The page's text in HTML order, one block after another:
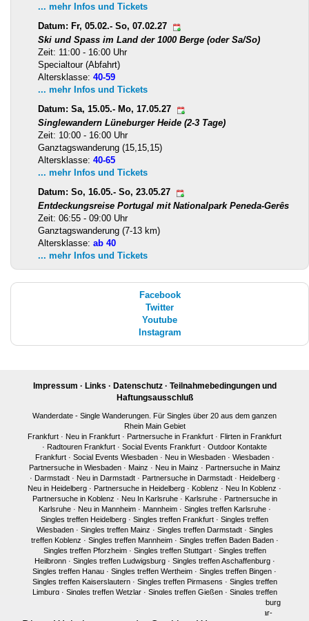
... mehr Infos und Tickets
Datum: Fr, 05.02.- So, 07.02.27
Ski und Spass im Land der 1000 Berge (oder Sa/So)
Zeit: 11:00 - 16:00 Uhr
Specialtour (Abfahrt)
Altersklasse: 40-59
... mehr Infos und Tickets
Datum: Sa, 15.05.- Mo, 17.05.27
Singlewandern Lüneburger Heide (2-3 Tage)
Zeit: 10:00 - 16:00 Uhr
Ganztagswanderung (15,15,15)
Altersklasse: 40-65
... mehr Infos und Tickets
Datum: So, 16.05.- So, 23.05.27
Entdeckungsreise Portugal mit Nationalpark Peneda-Gerês
Zeit: 06:55 - 09:00 Uhr
Ganztagswanderung (7-13 km)
Altersklasse: ab 40
... mehr Infos und Tickets
Facebook
Twitter
Youtube
Instagram
Impressum · Links · Datenschutz· Teilnahmebedingungen und
Haftungsausschluß
Wanderdate - Single Wanderungen. Für Singles über 20 aus dem ganzen
Rhein Main Gebiet
Frankfurt · Neu in Frankfurt · Partnersuche in Frankfurt · Flirten in Frankfurt
· Radtouren Frankfurt · Social Events Frankfurt · Outdoor Kontakte
Frankfurt· Social Events Wiesbaden· Neu in Wiesbaden· Wiesbaden·
Partnersuche in Wiesbaden· Mainz · Neu in Mainz · Partnersuche in Mainz
· Darmstadt· Neu in Darmstadt· Partnersuche in Darmstadt· Heidelberg·
Neu in Heidelberg · Partnersuche in Heidelberg · Koblenz · Neu In Koblenz ·
Partnersuche in Koblenz · Neu In Karlsruhe· Karlsruhe· Partnersuche in
Karlsruhe· Neu in Mannheim· Mannheim· Singles treffen Karlsruhe·
Singles treffen Heidelberg · Singles treffen Frankfurt · Singles treffen
Wiesbaden· Singles treffen Mainz · Singles treffen Darmstadt· Singles
treffen Koblenz · Singles treffen Mannheim· Singles treffen Baden Baden·
Singles treffen Pforzheim· Singles treffen Stuttgart· Singles treffen
Heilbronn· Singles treffen Ludwigsburg· Singles treffen Aschaffenburg·
Singles treffen Hanau · Singles treffen Wertheim · Singles treffen Bingen ·
Singles treffen Kaiserslautern· Singles treffen Pirmasens · Singles treffen
Limburg· Singles treffen Wetzlar· Singles treffen Gießen· Singles treffen
Singles treffen Marburg
Singles treffen Idar-